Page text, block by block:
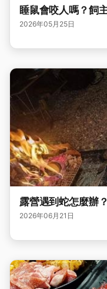
睡鼠會咬人嗎？飼
2026年05月25日
露營遇到蛇怎麼辦
2026年06月21日